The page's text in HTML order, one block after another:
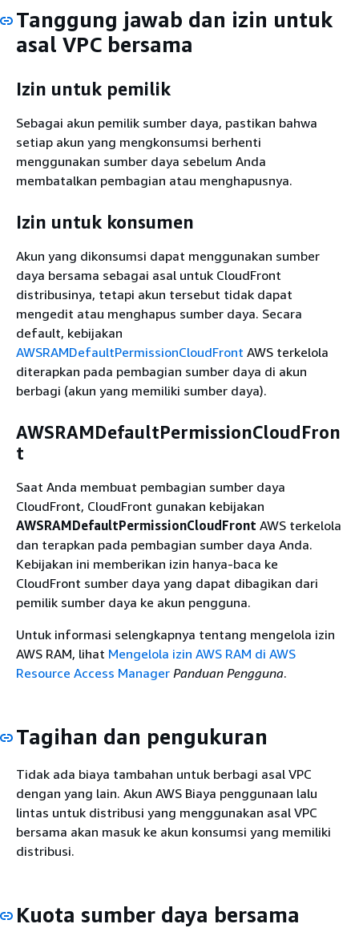
Tanggung jawab dan izin untuk
asal VPC bersama
Izin untuk pemilik
Sebagai akun pemilik sumber daya, pastikan bahwa
setiap akun yang mengkonsumsi berhenti
menggunakan sumber daya sebelum Anda
membatalkan pembagian atau menghapusnya.
Izin untuk konsumen
Akun yang dikonsumsi dapat menggunakan sumber
daya bersama sebagai asal untuk CloudFront
distribusinya, tetapi akun tersebut tidak dapat
mengedit atau menghapus sumber daya. Secara
default, kebijakan
AWSRAMDefaultPermissionCloudFront AWS terkelola
diterapkan pada pembagian sumber daya di akun
berbagi (akun yang memiliki sumber daya).
AWSRAMDefaultPermissionCloudFron
t
Saat Anda membuat pembagian sumber daya
CloudFront, CloudFront gunakan kebijakan
AWSRAMDefaultPermissionCloudFront AWS terkelola
dan terapkan pada pembagian sumber daya Anda.
Kebijakan ini memberikan izin hanya-baca ke
CloudFront sumber daya yang dapat dibagikan dari
pemilik sumber daya ke akun pengguna.
Untuk informasi selengkapnya tentang mengelola izin
AWS RAM, lihat Mengelola izin AWS RAM di AWS
Resource Access Manager Panduan Pengguna.
Tagihan dan pengukuran
Tidak ada biaya tambahan untuk berbagi asal VPC
dengan yang lain. Akun AWS Biaya penggunaan lalu
lintas untuk distribusi yang menggunakan asal VPC
bersama akan masuk ke akun konsumsi yang memiliki
distribusi.
Kuota sumber daya bersama